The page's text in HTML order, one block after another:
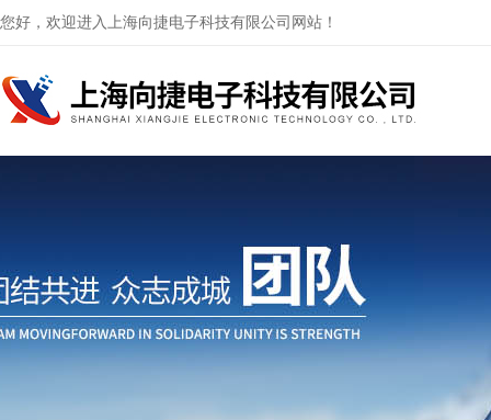
您好，欢迎进入上海向捷电子科技有限公司网站！